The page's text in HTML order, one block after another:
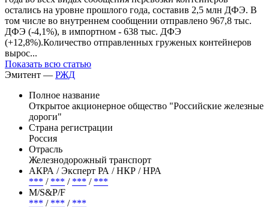
года по сети РЖД перевезено 652,4 тыс. груженых и
порожних контейнеров ДФЭ, что на 6% больше, чем в апреле
2025 года", - говорится в сообщении.В январе - апреле 2026
года во всех видах сообщения перевозки контейнеров
остались на уровне прошлого года, составив 2,5 млн ДФЭ. В
том числе во внутреннем сообщении отправлено 967,8 тыс.
ДФЭ (-4,1%), в импортном - 638 тыс. ДФЭ
вырос...
Показать всю статью
Эмитент —РЖД
Полное название
Открытое акционерное общество "Российские железные
дороги"
Страна регистрации
Россия
Отрасль
Железнодорожный транспорт